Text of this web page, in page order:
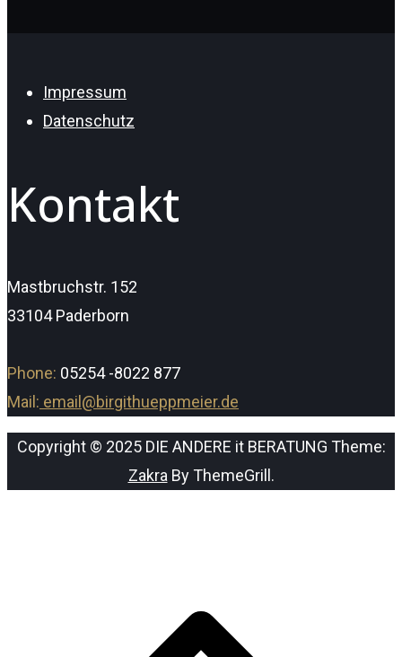
Impressum
Datenschutz
Kontakt
Mastbruchstr. 152
33104 Paderborn
Phone: 05254 -8022 877
Mail: email@birgithueppmeier.de
Copyright © 2025 DIE ANDERE it BERATUNG Theme:
ZakraBy ThemeGrill.